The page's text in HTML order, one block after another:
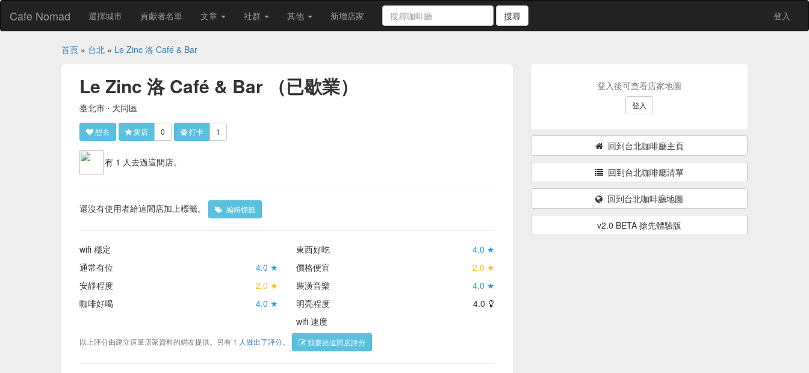
Cafe Nomad 選擇城市 貢獻者名單 文章 社群 其他 新增店家 搜尋 登入
首頁 » 台北 » Le Zinc 洛 Café & Bar
Le Zinc 洛 Café & Bar （已歇業）
臺北市 ⋅ 大同區
想去 愛店 0 打卡 1
有 1 人去過這間店。
還沒有使用者給這間店加上標籤。 編輯標籤
wifi 穩定
通常有位
4.0 ★
安靜程度
2.0 ★
咖啡好喝
4.0 ★
東西好吃
4.0 ★
價格便宜
2.0 ★
裝潢音樂
4.0 ★
明亮程度
4.0
wifi 速度
以上評分由建立這筆店家資料的網友提供。另有 1 人做出了評分。 我要給這間店評分
登入後可查看店家地圖
登入
回到台北咖啡廳主頁
回到台北咖啡廳清單
回到台北咖啡廳地圖
v2.0 BETA 搶先體驗版